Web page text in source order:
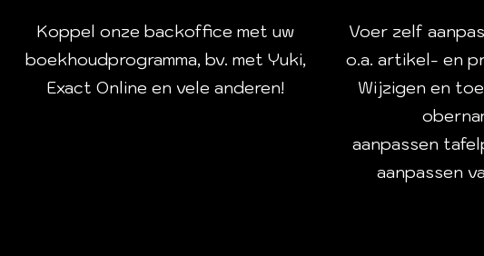
Koppel onze backoffice met uw
boekhoudprogramma, bv. met Yuki,
Exact Online en vele anderen!
Voer zelf
o.a. artikel- en
Wijzigen en
aanpassen
aanpassen